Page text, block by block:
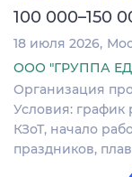
100 000–150
18 июля 2026
ООО "ГРУППА
Организация
Условия: график
КЗоТ, начало
праздников,